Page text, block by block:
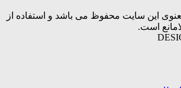
این سایت محفوظ می باشد و استفاده از
است.